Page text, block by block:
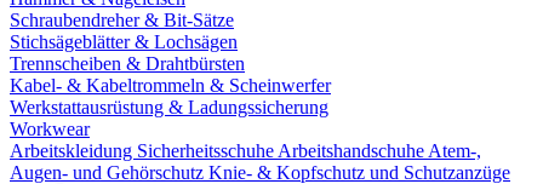
Schraubendreher & Bit-Sätze
Stichsägeblätter & Lochsägen
Trennscheiben & Drahtbürsten
Kabel- & Kabeltrommeln & Scheinwerfer
Werkstattausrüstung & Ladungssicherung
Workwear
Arbeitskleidung Sicherheitsschuhe Arbeitshandschuhe Atem-,
Augen- und Gehörschutz Knie- & Kopfschutz und Schutzanzüge